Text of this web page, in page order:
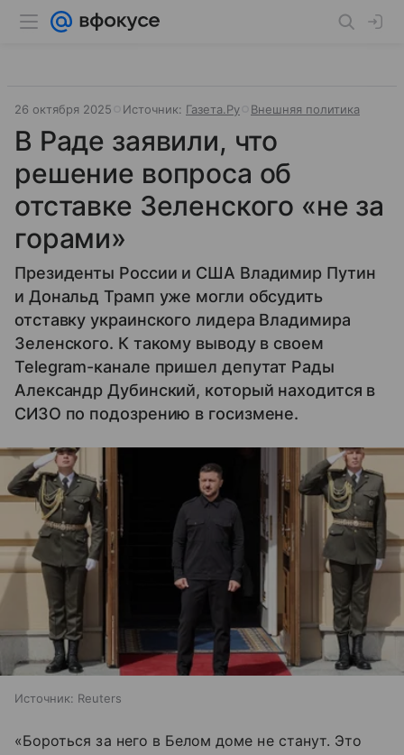
26 октября 2025 Источник: Газета.Ру Внешняя политика
В Раде заявили, что
решение вопроса об
отставке Зеленского «не за
горами»
Президенты России и США Владимир Путин
и Дональд Трамп уже могли обсудить
отставку украинского лидера Владимира
Зеленского. К такому выводу в своем
Telegram-канале пришел депутат Рады
Александр Дубинский, который находится в
СИЗО по подозрению в госизмене.
Источник: Reuters
«Бороться за него в Белом доме не станут. Это